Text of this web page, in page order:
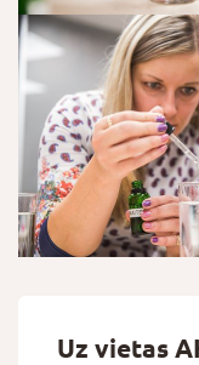
Uz vietas